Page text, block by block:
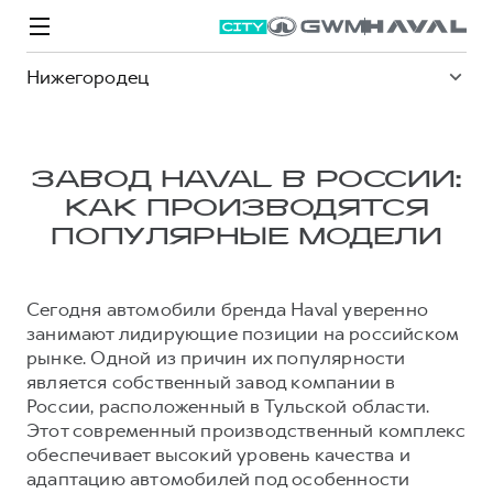
Нижегородец
Модели
M6
от 2 049 000 ₽
JOLION
от 2 049 000 ₽
Покупателям
ВЫБОР И ПОКУПКА
Автомобили в наличии
Конфигуратор HAVAL
Аксессуары HAVAL
Каталоги и прайс-листы
Владельцам
СЕРВИС
Все о сервисе
Запись на сервис
Моторное масло
Стоимость ТО
Спецпредложения
СПЕЦПРЕДЛОЖЕНИЯ
Покупателям
Владельцам
О дилере
БРЕНД HAVAL
О бренде
Новости
О GWM
ИНФОРМАЦИЯ О ДИЛЕРЕ
ЗАВОД HAVAL В РОССИИ:
КАК ПРОИЗВОДЯТСЯ
ПОПУЛЯРНЫЕ МОДЕЛИ
Сегодня автомобили бренда Haval уверенно
занимают лидирующие позиции на российском
рынке. Одной из причин их популярности
является собственный завод компании в
России, расположенный в Тульской области.
Этот современный производственный комплекс
обеспечивает высокий уровень качества и
адаптацию автомобилей под особенности